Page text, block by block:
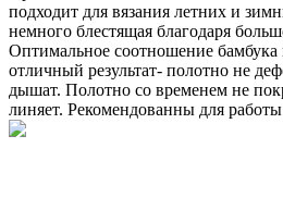
подходит для вязания летних и
немного блестящая благодаря
Оптимальное соотношение бамбука
отличный результат- полотно не
дышат. Полотно со временем не
линяет. Рекомендованны для